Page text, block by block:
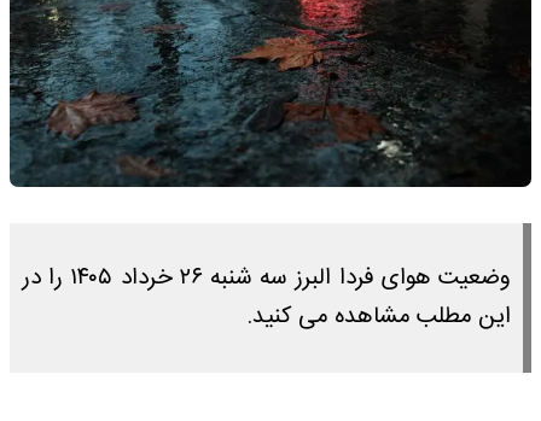
وضعیت هوای فردا البرز سه شنبه ۲۶ خرداد ۱۴۰۵ را در
این مطلب مشاهده می کنید.